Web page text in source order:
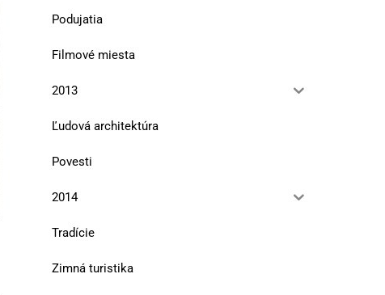
Podujatia
Filmové miesta
2013
Ľudová architektúra
Povesti
2014
Tradície
Zimná turistika